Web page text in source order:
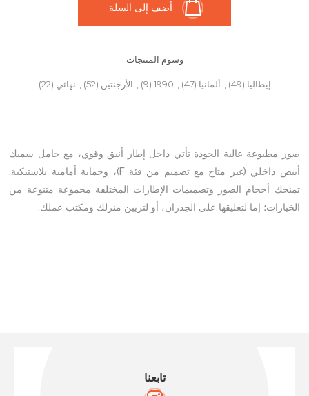
أضف إلى السلة
وسوم المنتجات
إيطاليا (49)
, ألمانيا (47)
,
1990
(9)
, الأرجنتين (52)
, نهائي (22)
صور مطبوعة عالية الجودة تأتي داخل إطار أنيق وقوي، مع حامل سميك
أبيض داخلي (غير متاح مع تصميم من فئة F)، وحماية أمامية بلاستيكية.
تمنحك أحجام الصور وتصميمات الإطارات المختلفة مجموعة متنوعة من
الخيارات؛ إما لتعليقها على الجدران، أو لتزيين منزلك ومكتب عملك.
تابعنا